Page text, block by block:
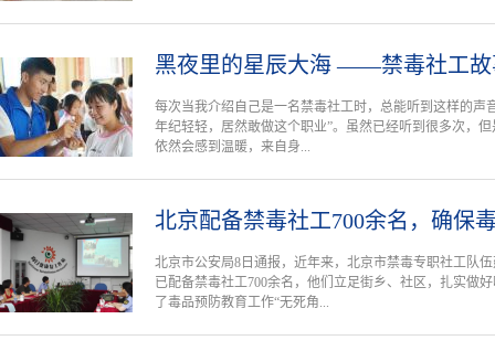
黑夜里的星辰大海 ——禁毒社工故
每次当我介绍自己是一名禁毒社工时，总能听到这样的声
年纪轻轻，居然敢做这个职业”。虽然已经听到很多次，
依然会感到温暖，来自身...
北京配备禁毒社工700余名，确保
北京市公安局8日通报，近年来，北京市禁毒专职社工队
已配备禁毒社工700余名，他们立足街乡、社区，扎实做
了毒品预防教育工作“无死角...